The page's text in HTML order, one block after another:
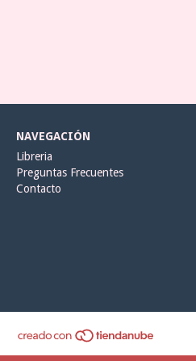
NAVEGACIÓN
Libreria
Preguntas Frecuentes
Contacto